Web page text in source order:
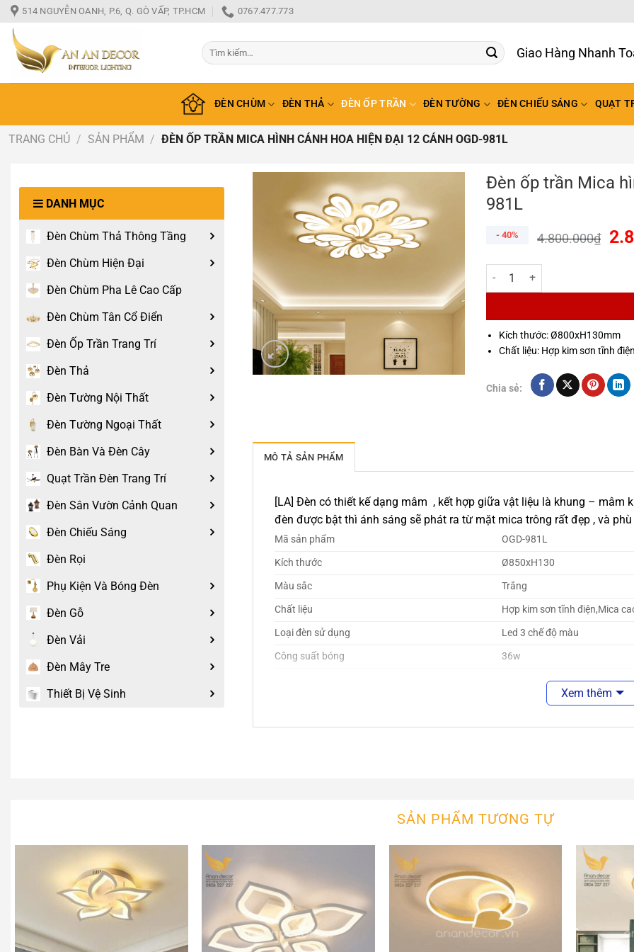
Bỏ
qua
nội
dung
514 NGUYỄN OANH, P.6, Q. GÒ VẤP, TP.HCM 0767.477.773
Tìm
kiếm:
Giao Hàng Nhanh
ĐÈN CHÙM ĐÈN THẢ ĐÈN ỐP TRẦN ĐÈN TƯỜNG ĐÈN CHIẾU SÁNG QUẠT
TRANG CHỦ / SẢN PHẨM / ĐÈN ỐP TRẦN MICA HÌNH CÁNH HOA HIỆN ĐẠI 12 CÁNH OGD-981L
DANH MỤC
Đèn Chùm Thả Thông Tầng
Đèn Chùm Hiện Đại
Đèn Chùm Pha Lê Cao Cấp
Đèn Chùm Tân Cổ Điển
Đèn Ốp Trần Trang Trí
Đèn Thả
Đèn Tường Nội Thất
Đèn Tường Ngoại Thất
Đèn Bàn Và Đèn Cây
Quạt Trần Đèn Trang Trí
Đèn Sân Vườn Cảnh Quan
Đèn Chiếu Sáng
Đèn Rọi
Phụ Kiện Và Bóng Đèn
Đèn Gỗ
Đèn Vải
Đèn Mây Tre
Thiết Bị Vệ Sinh
Đèn ốp trần Mica
981L
- 40% 4.800.000₫
Đèn ốp trần Mica hình cánh hoa
Kích thước: Ø800xH130mm
Chất liệu: Hợp kim sơn tĩnh
Chia sẻ:
MÔ TẢ SẢN PHẨM
[LA] Đèn có thiết kế dạng mâm , kết hợp giữa vật liệu là khung – mâm
đèn được bật thì ánh sáng sẽ phát ra từ mặt mica trông rất đẹp , và
Mã sản phẩm
OGD-981L
Kích thước
Ø850xH130
Màu sắc
Trắng
Chất liệu
Hợp kim sơn tĩnh điện,Mica
Loại đèn sử dụng
Led 3 chế độ màu
Công suất bóng
36w
Vàng , trắng, trung tính
Bảo hành
1 năm.
Xem thêm
SẢN PHẨM TƯƠNG TỰ